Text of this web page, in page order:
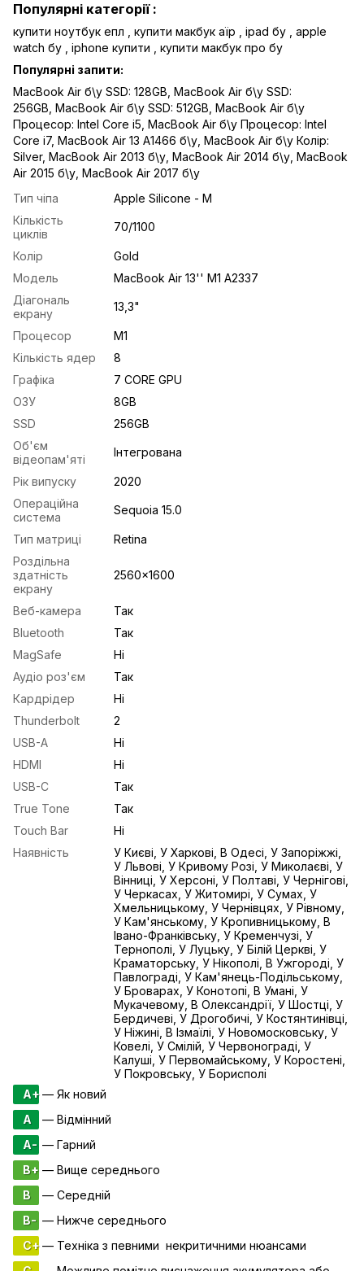
Популярні категорії :
купити ноутбук епл купити макбук аїр ipad бу
apple
watch бу
iphone купити
купити макбук про бу
Популярні запити:
MacBook Air б\у SSD: 128GB MacBook Air б\у SSD:
256GB MacBook Air б\у SSD: 512GB MacBook Air б\у
Процесор: Intel Core i5 MacBook Air б\у Процесор: Intel
Core i7, MacBook Air 13 A1466 б\у MacBook Air б\у Колір:
Silver, MacBook Air 2013 б\у MacBook Air 2014 б\у MacBook
Air 2015 б\у MacBook Air 2017 б\у
Тип чіпа
Apple Silicone - M
Кількість
циклів
70/1100
Колір
Gold
Модель
MacBook Air 13'' M1 A2337
Діагональ
екрану
13,3"
Процесор
M1
Кількість ядер
8
Графіка
7 CORE GPU
ОЗУ
8GB
SSD
256GB
Об'єм
відеопам'яті
Інтегрована
Рік випуску
2020
Операційна
система
Sequoia 15.0
Тип матриці
Retina
Роздільна
здатність
екрану
2560x1600
Веб-камера
Так
Bluetooth
Так
MagSafe
Ні
Аудіо роз'єм
Так
Кардрідер
Ні
Thunderbolt
2
USB-A
Ні
HDMI
Ні
USB-С
Так
True Tone
Так
Touch Bar
Ні
Наявність
У Києві, У Харкові, В Одесі, У Запоріжжі,
У Львові, У Кривому Розі, У Миколаєві, У
Вінниці, У Херсоні, У Полтаві, У Чернігові,
У Черкасах, У Житомирі, У Сумах, У
Хмельницькому, У Чернівцях, У Рівному,
У Кам'янському, У Кропивницькому, В
Івано-Франківську, У Кременчузі, У
Тернополі, У Луцьку, У Білій Церкві, У
Краматорську, У Нікополі, В Ужгороді, У
Павлограді, У Кам'янець-Подільському,
У Броварах, У Конотопі, В Умані, У
Мукачевому, В Олександрії, У Шостці, У
Бердичеві, У Дрогобичі, У Костянтинівці,
У Ніжині, В Ізмаїлі, У Новомосковську, У
Ковелі, У Смілій, У Червонограді, У
Калуші, У Первомайському, У Коростені,
У Покровську, У Борисполі
A+— Як новий
A
— Відмінний
A- — Гарний
B+ — Вище середнього
B
— Середній
B- — Нижче середнього
C+— Техніка з певними некритичними нюансами